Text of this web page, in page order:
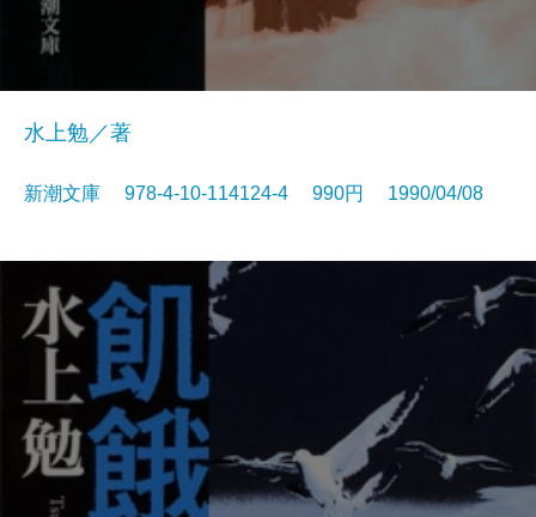
水上勉／著
新潮文庫 978-4-10-114124-4 990円 1990/04/08